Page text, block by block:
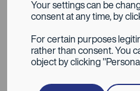
Your settings can be
consent at any time, by
For certain purposes
rather than consent. You
object by clicking